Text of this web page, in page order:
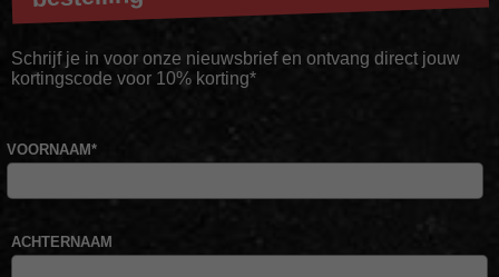
Schrijf je in voor onze nieuwsbrief en ontvang direct jouw
kortingscode voor 10% korting*
VOORNAAM*
ACHTERNAAM